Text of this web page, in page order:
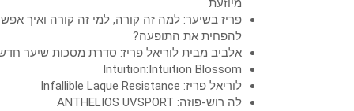
מיוזעת
פריז בשיער: למה זה קורה, למי זה קורה ואיך
להפחית את התופעה?
אלביב מבית לוריאל פריז: סדרת מסכות שיער
Intuition:Intuition Blossom
לוריאל פריז: Infallible Laque Resistance
לה רוש-פוזה: ANTHELIOS UVSPORT